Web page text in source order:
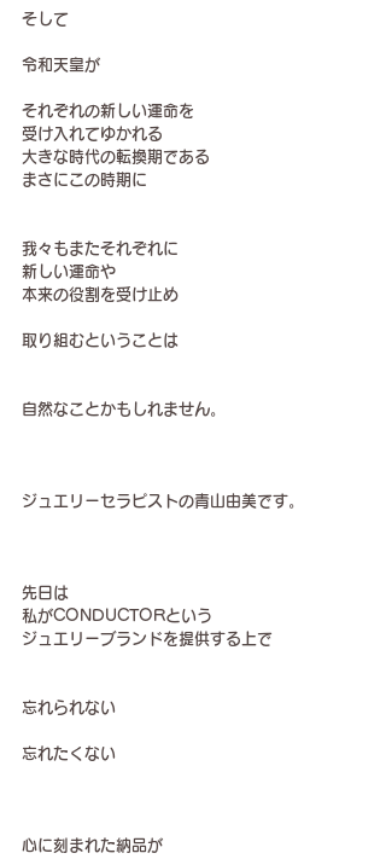
そして
令和天皇が
それぞれの新しい運命を
受け入れてゆかれる
大きな時代の転換期である
まさにこの時期に
我々もまたそれぞれに
新しい運命や
本来の役割を受け止め
取り組むということは
自然なことかもしれません。
ジュエリーセラピストの青山由美です。
先日は
私がCONDUCTORという
ジュエリーブランドを提供する上で
忘れられない
忘れたくない
心に刻まれた納品が